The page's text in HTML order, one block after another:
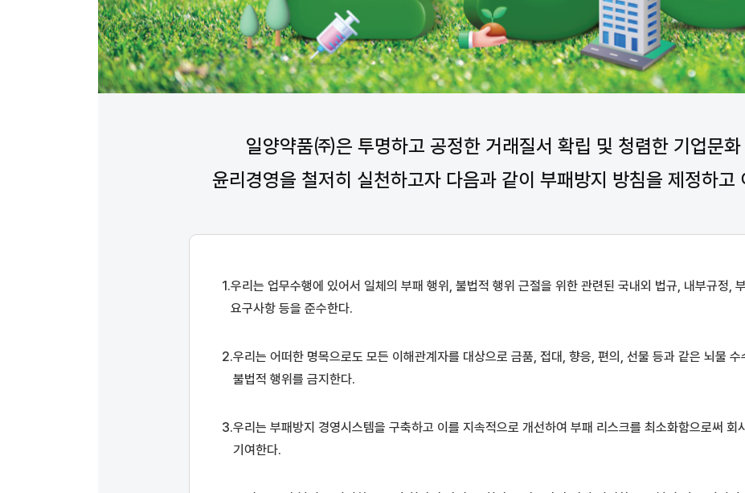
일양약품㈜은 투명하고 공정한 거래질서 확립 및 청렴한 기업문화
윤리경영을 철저히 실천하고자 다음과 같이 부패방지 방침을 제정하고
우리는 업무수행에 있어서 일체의 부패 행위, 불법적 행위 근절을 위한 관련된 국내외 법규, 내부규정,
요구사항 등을 준수한다.
우리는 어떠한 명목으로도 모든 이해관계자를 대상으로 금품, 접대, 향응, 편의, 선물 등과 같은 뇌물
불법적 행위를 금지한다.
우리는 부패방지 경영시스템을 구축하고 이를 지속적으로 개선하여 부패 리스크를 최소화함으로써 회
기여한다.